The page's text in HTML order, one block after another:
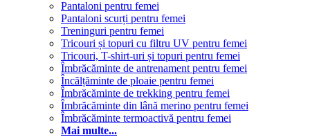
Pantaloni pentru femei
Pantaloni scurți pentru femei
Treninguri pentru femei
Tricouri și topuri cu filtru UV pentru femei
Tricouri, T-shirt-uri și topuri pentru femei
Îmbrăcăminte de antrenament pentru femei
Încălțăminte de ploaie pentru femei
Îmbrăcăminte de trekking pentru femei
Îmbrăcăminte din lână merino pentru femei
Îmbrăcăminte termoactivă pentru femei
Mai multe...